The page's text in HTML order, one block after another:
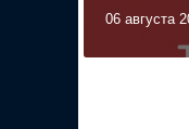
06 августа